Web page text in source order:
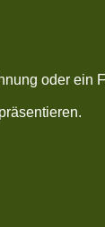
oder ein